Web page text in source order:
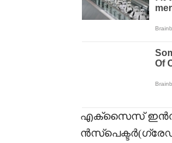
എക്‌സൈസ്